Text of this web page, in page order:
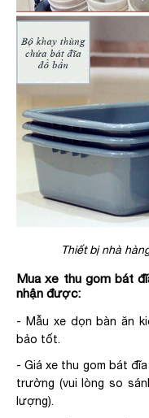
Thiết bị nhà
Mua xe thu gom bát
nhận được:
- Mẫu xe dọn bàn ăn
bảo tốt.
- Giá xe thu gom bát
trường (vui lòng so
lượng).